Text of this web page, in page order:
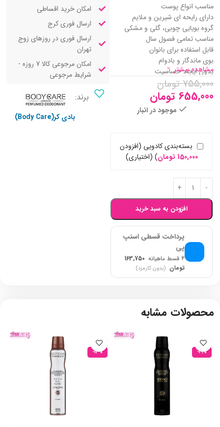
مناسب انواع پوست
دارای رایحه ای شیرین و ملایم
گروه بویایی چوبی، گلی و مشکی
مناسب تمامی فصول سال
قابل استفاده برای بانوان
بوی ماندگار و بادوام
بدون ایجاد حساسیت
خوشبو کننده پوست بدن
رطوبت رسان پوست
فاقد الکل و ترکیبات آسیب رسان
مناسب استفاده مداوم
گل صد تومانی
رایحه پایانی: وانیل، مشک و سدر
مشاهده بیشتر
755,000 تومان
655,000 تومان
موجود در انبار
بسته‌بندی کادویی (افزودن
150,000 تومان) (اختیاری)
افزودن به سبد خرید
پرداخت قسطی اسنپ
پی
۴ قسط ماهیانه
163,750
تومان (بدون کارمزد)
امکان خرید اقساطی
ارسال فوری کرج
ارسال فوری در روزهای زوج
تهران
امکان مرجوعی کالا 7 روزه -
شرایط مرجوعی
برند:
بادی کر(Body Care)
محصولات مشابه
-19%
-13%